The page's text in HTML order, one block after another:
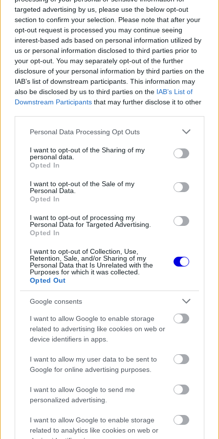
targeted advertising by us, please use the below opt-out
section to confirm your selection. Please note that after your
opt-out request is processed you may continue seeing
interest-based ads based on personal information utilized by
us or personal information disclosed to third parties prior to
your opt-out. You may separately opt-out of the further
disclosure of your personal information by third parties on the
IAB’s list of downstream participants. This information may
also be disclosed by us to third parties on the IAB’s List of
Downstream Participants that may further disclose it to other
Please note that this website/app uses one or more Google
not limited to your visit or usage behaviour. You may click to
grant or deny consent to Google and its third-party tags to
use your data for below specified purposes in below Google
consent section.
Personal Data Processing Opt Outs
I want to opt-out of the Sharing of my
personal data.
Opted In
I want to opt-out of the Sale of my
Personal Data.
Opted In
I want to opt-out of processing my
Personal Data for Targeted Advertising.
Opted In
I want to opt-out of Collection, Use,
Retention, Sale, and/or Sharing of my
Personal Data that Is Unrelated with the
Purposes for which it was collected.
Opted Out
Google consents
I want to allow Google to enable storage
related to advertising like cookies on web or
device identifiers in apps.
I want to allow my user data to be sent to
Google for online advertising purposes.
I want to allow Google to send me
personalized advertising.
I want to allow Google to enable storage
related to analytics like cookies on web or
néhány perces videóban, ami azért valljuk be,
nem lehetett könnyű.
2022 lényegében Max Verstappenről és a Red
Bullról szólt, ha a bajnoki címeket és a sikereket
nézzük, de azért nem szabad elfelejteni, hogy
mekkorát lépett előre a Ferrari tavalyhoz képest,
vagy hogy mi történt a Mercedesszel a korábbi
dominancia után.
loading.
modal
window.
the server or network failed or because the format
A középmezőnyből pedig ugyan idén sem tudott
senki fellépni a három nagycsapat szintjére, de így
is rengeteg érdekfeszítő csatát láthattunk, és
egyszer-egyszer azért meg tudták lepni az
esélyeseket is egy időmérőn vagy futamon.
FORMA-1
Rendkívül okos döntést hozott az
Aston Martin az F1-ben